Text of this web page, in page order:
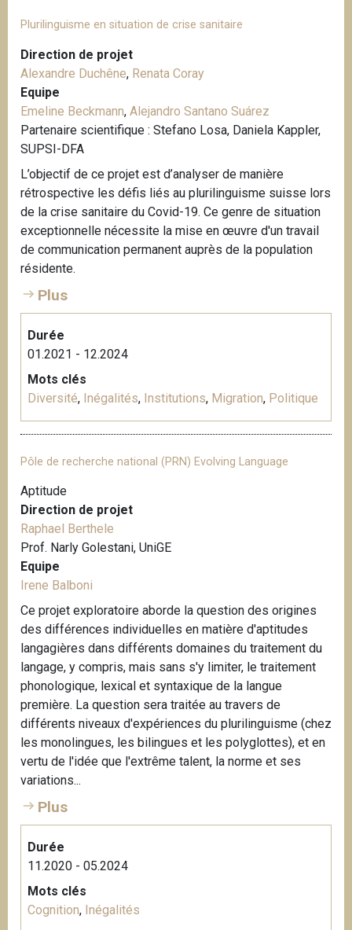
Plurilinguisme en situation de crise sanitaire
Direction de projet
Alexandre Duchêne, Renata Coray
Equipe
Emeline Beckmann, Alejandro Santano Suárez
Partenaire scientifique : Stefano Losa, Daniela Kappler,
SUPSI-DFA
L’objectif de ce projet est d’analyser de manière
rétrospective les défis liés au plurilinguisme suisse lors
de la crise sanitaire du Covid-19. Ce genre de situation
exceptionnelle nécessite la mise en œuvre d'un travail
de communication permanent auprès de la population
résidente.
Plus
Durée
01.2021 - 12.2024
Mots clés
Diversité, Inégalités, Institutions, Migration, Politique
Pôle de recherche national (PRN) Evolving Language
Aptitude
Direction de projet
Raphael Berthele
Prof. Narly Golestani, UniGE
Equipe
Irene Balboni
Ce projet exploratoire aborde la question des origines
des différences individuelles en matière d'aptitudes
langagières dans différents domaines du traitement du
langage, y compris, mais sans s'y limiter, le traitement
phonologique, lexical et syntaxique de la langue
première. La question sera traitée au travers de
différents niveaux d'expériences du plurilinguisme (chez
les monolingues, les bilingues et les polyglottes), et en
vertu de l'idée que l'extrême talent, la norme et ses
variations...
Plus
Durée
11.2020 - 05.2024
Mots clés
Cognition, Inégalités